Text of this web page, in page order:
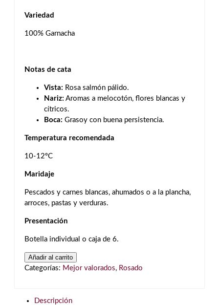
Variedad
100% Garnacha
Notas de cata
Vista: Rosa salmón pálido.
Nariz: Aromas a melocotón, flores blancas y
cítricos.
Boca: Grasoy con buena persistencia.
Temperatura recomendada
10-12ºC
Maridaje
Pescados y carnes blancas, ahumados o a la plancha,
arroces, pastas y verduras.
Presentación
Botella individual o caja de 6.
Chivite
Las
En
Añadir al carrito
Categorías: Mejor valorados, Rosado
Descripción